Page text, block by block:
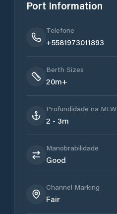
Port Information
Telefone
+5581973011893
Berth Sizes
20m+
Profundidade na MLW
2 - 3m
Manobrabilidade
Good
Channel Marking
Fair